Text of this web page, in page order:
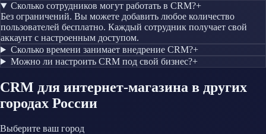
Сколько сотрудников могут работать в CRM?+
Без ограничений. Вы можете добавить любое количество
пользователей бесплатно. Каждый сотрудник получает свой
аккаунт с настроенным доступом.
Сколько времени занимает внедрение CRM?+
Можно ли настроить CRM под свой бизнес?+
CRM для интернет-магазина в других
городах России
Выберите ваш город